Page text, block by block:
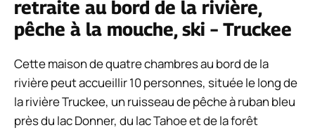
retraite au bord de la rivière,
pêche à la mouche, ski – Truckee
Cette maison de quatre chambres au bord de la
rivière peut accueillir 10 personnes, située le long de
la rivière Truckee, un ruisseau de pêche à ruban bleu
près du lac Donner, du lac Tahoe et de la forêt